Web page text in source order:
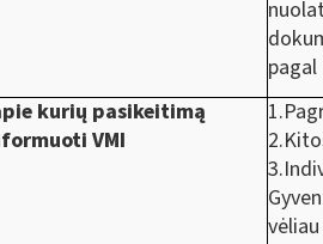
kurių pasikeitimą
VMI